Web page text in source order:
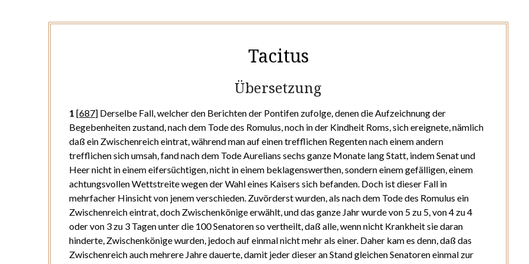
Tacitus
Übersetzung
1 [687] Derselbe Fall, welcher den Berichten der Pontifen zufolge, denen die Aufzeichnung der
Begebenheiten zustand, nach dem Tode des Romulus, noch in der Kindheit Roms, sich ereignete, nämlich
daß ein Zwischenreich eintrat, während man auf einen trefflichen Regenten nach einem andern
trefflichen sich umsah, fand nach dem Tode Aurelians sechs ganze Monate lang Statt, indem Senat und
Heer nicht in einem eifersüchtigen, nicht in einem beklagenswerthen, sondern einem gefälligen, einem
achtungsvollen Wettstreite wegen der Wahl eines Kaisers sich befanden. Doch ist dieser Fall in
mehrfacher Hinsicht von jenem verschieden. Zuvörderst wurden, als nach dem Tode des Romulus ein
Zwischenreich eintrat, doch Zwischenkönige erwählt, und das ganze Jahr wurde von 5 zu 5, von 4 zu 4
oder von 3 zu 3 Tagen unter die 100 Senatoren so vertheilt, daß alle, wenn nicht Krankheit sie daran
hinderte, Zwischenkönige wurden, jedoch auf einmal nicht mehr als einer. Daher kam es denn, daß das
Zwischenreich auch mehrere Jahre dauerte, damit jeder dieser an Stand gleichen Senatoren einmal zur